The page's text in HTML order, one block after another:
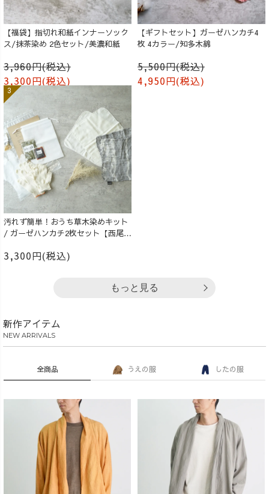
【福袋】指切れ和紙インナーソック
ス/抹茶染め 2色セット/美濃和紙
3,960円(税込)
3,300円(税込)
【ギフトセット】ガーゼハンカチ4
枚 4カラー/知多木綿
5,500円(税込)
4,950円(税込)
汚れず簡単！おうち草木染めキット
/ ガーゼハンカチ2枚セット【西尾の
3,300円(税込)
もっと見る
新作アイテム
NEW ARRIVALS
全商品 うえの服 したの服